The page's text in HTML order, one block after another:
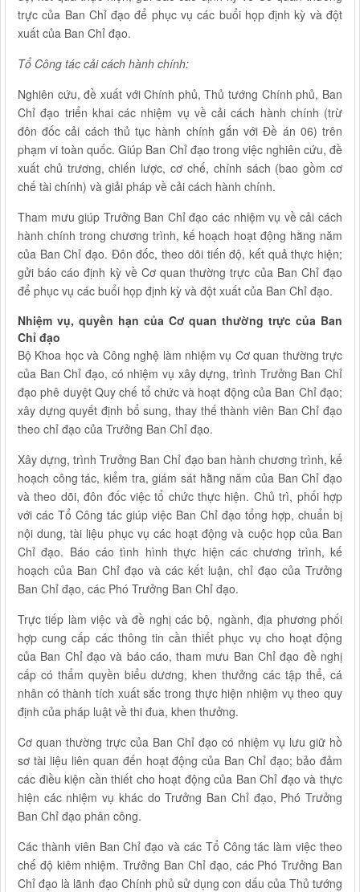
trực của Ban Chỉ đạo để phục vụ các buổi họp định kỳ và đột
xuất của Ban Chỉ đạo.
Tổ Công tác cải cách hành chính:
Nghiên cứu, đề xuất với Chính phủ, Thủ tướng Chính phủ, Ban
Chỉ đạo triển khai các nhiệm vụ về cải cách hành chính (trừ
đôn đốc cải cách thủ tục hành chính gắn với Đề án 06) trên
phạm vi toàn quốc. Giúp Ban Chỉ đạo trong việc nghiên cứu, đề
xuất chủ trương, chiến lược, cơ chế, chính sách (bao gồm cơ
chế tài chính) và giải pháp về cải cách hành chính.
Tham mưu giúp Trưởng Ban Chỉ đạo các nhiệm vụ về cải cách
hành chính trong chương trình, kế hoạch hoạt động hằng năm
của Ban Chỉ đạo. Đôn đốc, theo dõi tiến độ, kết quả thực hiện;
gửi báo cáo định kỳ về Cơ quan thường trực của Ban Chỉ đạo
để phục vụ các buổi họp định kỳ và đột xuất của Ban Chỉ đạo.
Nhiệm vụ, quyền hạn của Cơ quan thường trực của Ban
Chỉ đạo
Bộ Khoa học và Công nghệ làm nhiệm vụ Cơ quan thường trực
của Ban Chỉ đạo, có nhiệm vụ xây dựng, trình Trưởng Ban Chỉ
đạo phê duyệt Quy chế tổ chức và hoạt động của Ban Chỉ đạo;
xây dựng quyết định bổ sung, thay thế thành viên Ban Chỉ đạo
theo chỉ đạo của Trưởng Ban Chỉ đạo.
Xây dựng, trình Trưởng Ban Chỉ đạo ban hành chương trình, kế
hoạch công tác, kiểm tra, giám sát hằng năm của Ban Chỉ đạo
và theo dõi, đôn đốc việc tổ chức thực hiện. Chủ trì, phối hợp
với các Tổ Công tác giúp việc Ban Chỉ đạo tổng hợp, chuẩn bị
nội dung, tài liệu phục vụ các hoạt động và cuộc họp của Ban
Chỉ đạo. Báo cáo tình hình thực hiện các chương trình, kế
hoạch của Ban Chỉ đạo và các kết luận, chỉ đạo của Trưởng
Ban Chỉ đạo, các Phó Trưởng Ban Chỉ đạo.
Trực tiếp làm việc và đề nghị các bộ, ngành, địa phương phối
hợp cung cấp các thông tin cần thiết phục vụ cho hoạt động
của Ban Chỉ đạo và báo cáo, tham mưu Ban Chỉ đạo đề nghị
cấp có thẩm quyền biểu dương, khen thưởng các tập thể, cá
nhân có thành tích xuất sắc trong thực hiện nhiệm vụ theo quy
định của pháp luật về thi đua, khen thưởng.
Cơ quan thường trực của Ban Chỉ đạo có nhiệm vụ lưu giữ hồ
sơ tài liệu liên quan đến hoạt động của Ban Chỉ đạo; bảo đảm
các điều kiện cần thiết cho hoạt động của Ban Chỉ đạo và thực
hiện các nhiệm vụ khác do Trưởng Ban Chỉ đạo, Phó Trưởng
Ban Chỉ đạo phân công.
Các thành viên Ban Chỉ đạo và các Tổ Công tác làm việc theo
chế độ kiêm nhiệm. Trưởng Ban Chỉ đạo, các Phó Trưởng Ban
Chỉ đạo là lãnh đạo Chính phủ sử dụng con dấu của Thủ tướng